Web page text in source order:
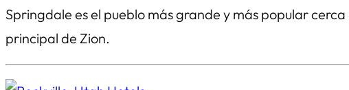
Springdale es el pueblo más grande y más popular
principal de Zion.